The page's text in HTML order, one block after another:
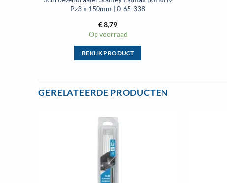
Pz3 x 150mm | 0-65-338
€8,79
Op voorraad
BEKIJK PRODUCT
heeft
Deze
optie
kan
gekozen
worden
op
GERELATEERDE PRODUCTEN